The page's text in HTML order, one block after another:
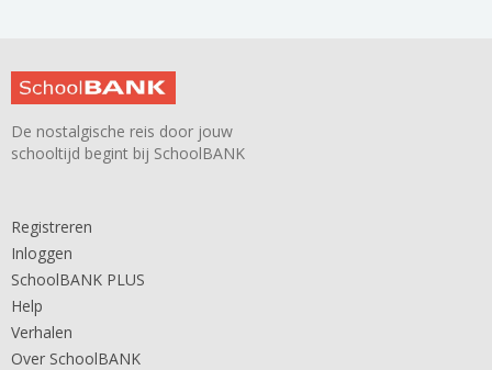
De nostalgische reis door jouw
schooltijd begint bij SchoolBANK
Registreren
Inloggen
SchoolBANK PLUS
Help
Verhalen
Over SchoolBANK